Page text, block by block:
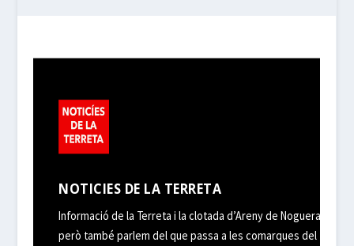
NOTICIES DE LA TERRETA
Informació de la Terreta i la clotada d’Areny de Noguera,
però també parlem del que passa a les comarques del